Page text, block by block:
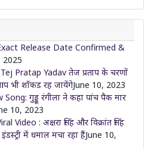
Release Date Confirmed &
2025
Pratap Yadav तेज प्रताप के चरणों
भी शॉकड रह जायेंगेJune 10, 2023
गुड्डू रंगीला ने कहा पांच पैक मार
10, 2023
Video : अक्षरा सिंह और विक्रांत सिंह
में धमाल मचा रहा हैंJune 10,